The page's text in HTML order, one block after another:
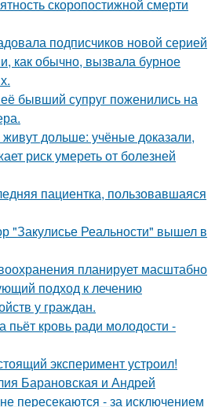
скоропостижной смерти
подписчиков новой серией
как обычно, вызвала бурное
бывший супруг поженились на
дольше: учёные доказали,
риск умереть от болезней
пациентка, пользовавшаяся
"Закулисье Реальности" вышел в
планирует масштабно
подход к лечению
у граждан.
пьёт кровь ради молодости -
эксперимент устроил!
Барановская и Андрей
пересекаются - за исключением